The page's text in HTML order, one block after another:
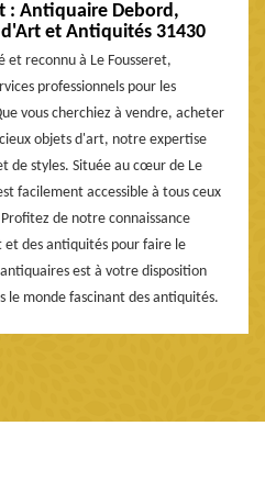
: Antiquaire Debord,
et Antiquités 31430
et reconnu à Le Fousseret,
professionnels pour les
vous cherchiez à vendre, acheter
objets d'art, notre expertise
de styles. Située au cœur de Le
facilement accessible à tous ceux
de notre connaissance
des antiquités pour faire le
est à votre disposition
le monde fascinant des antiquités.